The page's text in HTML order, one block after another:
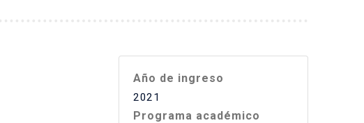
Año de ingreso
2021
Programa académico